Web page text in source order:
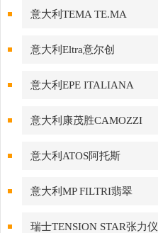
意大利TEMA TE.MA
意大利Eltra意尔创
意大利EPE ITALIANA
意大利康茂胜CAMOZZI
意大利ATOS阿托斯
意大利MP FILTRI翡翠
瑞士TENSION STAR张力仪